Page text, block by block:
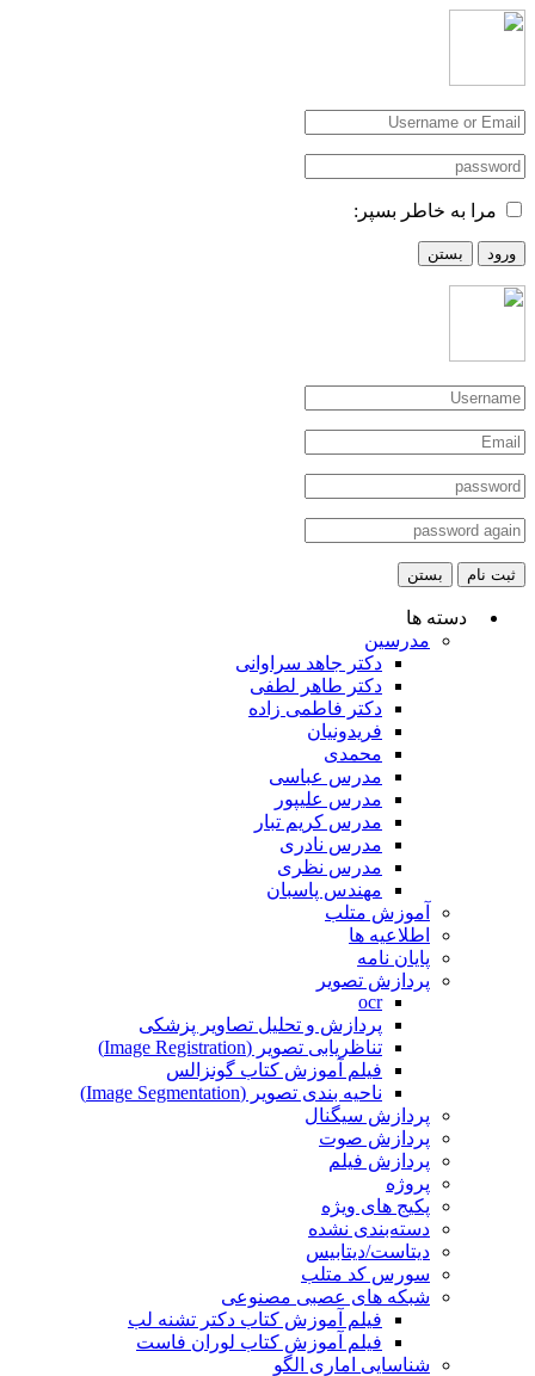
مرا به خاطر بسپر:
ورود بستن
ثبت نام بستن
دسته ها
مدرسین
دکتر جاهد سراوانی
دکتر طاهر لطفی
دکتر فاطمی زاده
فریدونیان
محمدی
مدرس عباسی
مدرس علیپور
مدرس کریم تبار
مدرس نادری
مدرس نظری
مهندس پاسبان
آموزش متلب
اطلاعیه ها
پایان نامه
پردازش تصویر
ocr
پردازش و تحلیل تصاویر پزشکی
تناظریابی تصویر (Image Registration)
فیلم آموزش کتاب گونزالس
ناحیه بندی تصویر (Image Segmentation)
پردازش سیگنال
پردازش صوت
پردازش فیلم
پروژه
پکیج های ویژه
دسته‌بندی نشده
دیتاست/دیتابیس
سورس کد متلب
شبکه های عصبی مصنوعی
فیلم آموزش کتاب دکتر تشنه لب
فیلم آموزش کتاب لوران فاست
شناسایی اماری الگو